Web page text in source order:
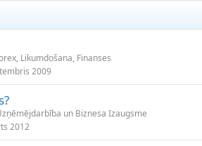
Likumdošana, Finanses
2009
un Biznesa Izaugsme
2012